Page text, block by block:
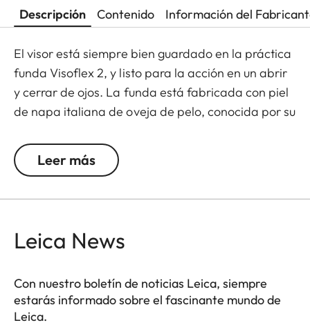
Descripción Contenido Información del
El visor está siempre bien guardado en la práctica
funda Visoflex 2, y listo para la acción en un abrir
y cerrar de ojos. La funda está fabricada con piel
de napa italiana de oveja de pelo, conocida por su
especial, la piel utilizada para fabricar la funda
también repele el polvo.
absolutamente única. Con las influencias
forma una protección natural, la pátina, que
confiere al cuero su aspecto característico.
Leer más
Leica News
Con nuestro boletín de noticias Leica, siempre
estarás informado sobre el fascinante mundo de
Leica.